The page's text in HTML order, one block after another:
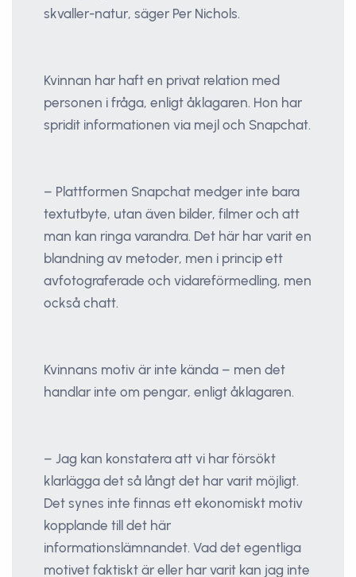
skvaller-natur, säger Per Nichols.
Kvinnan har haft en privat relation med
personen i fråga, enligt åklagaren. Hon har
spridit informationen via mejl och Snapchat.
– Plattformen Snapchat medger inte bara
textutbyte, utan även bilder, filmer och att
man kan ringa varandra. Det här har varit en
blandning av metoder, men i princip ett
avfotograferade och vidareförmedling, men
också chatt.
Kvinnans motiv är inte kända – men det
handlar inte om pengar, enligt åklagaren.
– Jag kan konstatera att vi har försökt
klarlägga det så långt det har varit möjligt.
Det synes inte finnas ett ekonomiskt motiv
kopplande till det här
informationslämnandet. Vad det egentliga
motivet faktiskt är eller har varit kan jag inte